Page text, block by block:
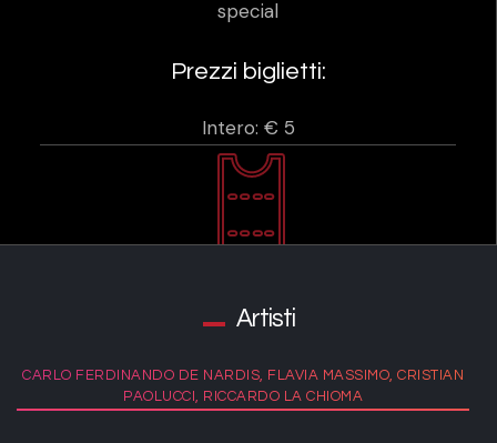
special
Prezzi biglietti:
Intero: € 5
Artisti
CARLO FERDINANDO DE NARDIS, FLAVIA MASSIMO, CRISTIAN
PAOLUCCI, RICCARDO LA CHIOMA